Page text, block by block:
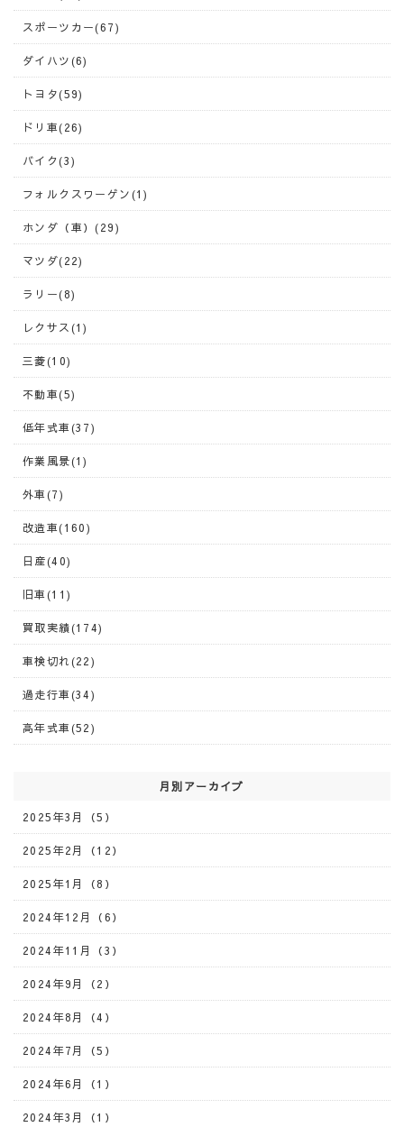
スポーツカー(67)
ダイハツ(6)
トヨタ(59)
ドリ車(26)
バイク(3)
フォルクスワーゲン(1)
ホンダ（車）(29)
マツダ(22)
ラリー(8)
レクサス(1)
三菱(10)
不動車(5)
低年式車(37)
作業風景(1)
外車(7)
改造車(160)
日産(40)
旧車(11)
買取実績(174)
車検切れ(22)
過走行車(34)
高年式車(52)
月別アーカイブ
2025年3月（5）
2025年2月（12）
2025年1月（8）
2024年12月（6）
2024年11月（3）
2024年9月（2）
2024年8月（4）
2024年7月（5）
2024年6月（1）
2024年3月（1）